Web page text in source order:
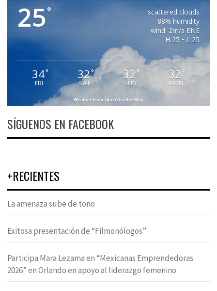
25°
scattered clouds
88% humidity
wind: 2m/s ENE
H 25 • L 25
34°
FRI
32°
SAT
32 °
SUN
32 °
MON
Weather from OpenWeatherMap
SÍGUENOS EN FACEBOOK
+RECIENTES
La amenaza sube de tono
Exitosa presentación de “Filmonólogos”
Participa Mara Lezama en “Mexicanas Emprendedoras
2026” en Orlando en apoyo al liderazgo femenino